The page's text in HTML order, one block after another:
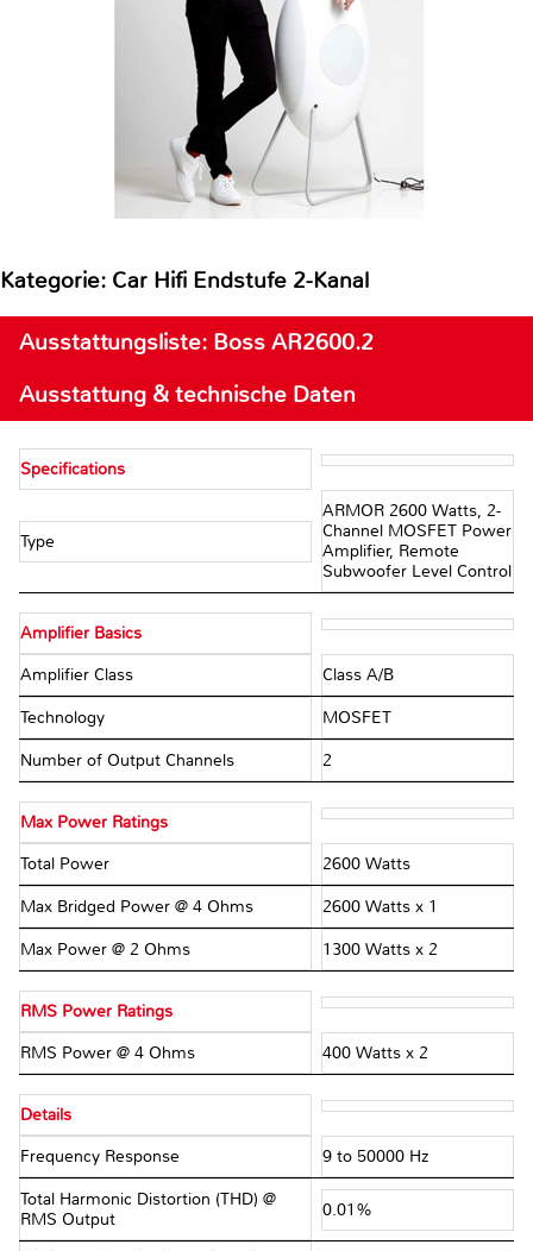
Kategorie: Car Hifi Endstufe 2-Kanal
Ausstattungsliste: Boss AR2600.2
Ausstattung & technische Daten
Specifications
Type
ARMOR 2600 Watts, 2-
Channel MOSFET Power
Amplifier, Remote
Subwoofer Level Control
Amplifier Basics
Amplifier Class Class A/B
Technology MOSFET
Number of Output Channels 2
Max Power Ratings
Total Power 2600 Watts
Max Bridged Power @ 4 Ohms 2600 Watts x 1
Max Power @ 2 Ohms 1300 Watts x 2
RMS Power Ratings
RMS Power @ 4 Ohms 400 Watts x 2
Details
Frequency Response 9 to 50000 Hz
Total Harmonic Distortion (THD) @
RMS Output
0.01%